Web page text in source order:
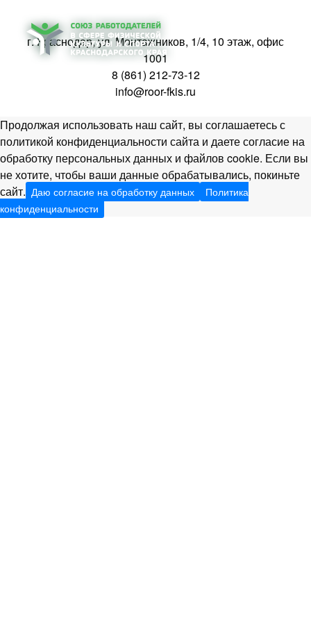
г. Краснодар, ул. Монтажников, 1/4, 10 этаж, офис
1001
8 (861) 212-73-12
info@roor-fkis.ru
Продолжая использовать наш сайт, вы соглашаетесь с
политикой конфиденциальности сайта и даете согласие на
обработку персональных данных и файлов cookie. Если вы
не хотите, чтобы ваши данные обрабатывались, покиньте
сайт. Даю согласие на обработку данных
Политика
конфиденциальности